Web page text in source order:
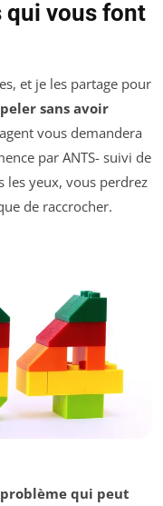
qui vous font
et je les partage pour
sans avoir
vous demandera
par ANTS- suivi de
les yeux, vous perdrez
de raccrocher.
qui peut